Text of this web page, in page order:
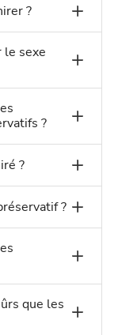
?
sexe
?
?
?
que les